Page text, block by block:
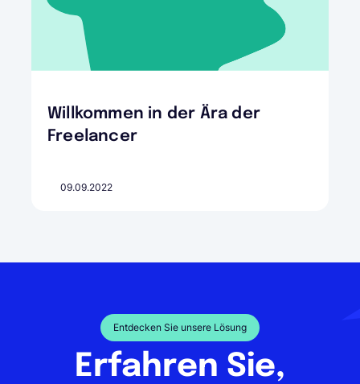
Willkommen in der Ära der
Freelancer
09.09.2022
Entdecken Sie unsere Lösung
Erfahren Sie,